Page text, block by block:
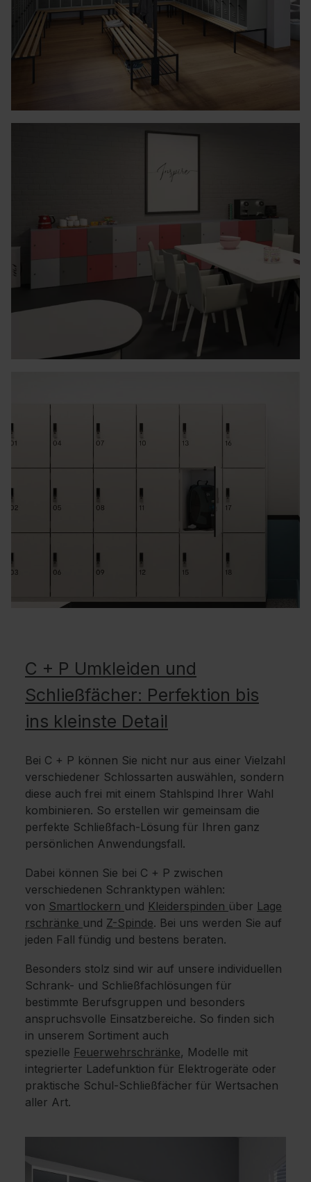
C + P Umkleiden und
Schließfächer: Perfektion bis
ins kleinste Detail
Bei C + P können Sie nicht nur aus einer Vielzahl
verschiedener Schlossarten auswählen, sondern
diese auch frei mit einem Stahlspind Ihrer Wahl
kombinieren. So erstellen wir gemeinsam die
perfekte Schließfach-Lösung für Ihren ganz
persönlichen Anwendungsfall.
Dabei können Sie bei C + P zwischen
verschiedenen Schranktypen wählen:
von Smartlockern und Kleiderspinden über Lage
rschränke und Z-Spinde. Bei uns werden Sie auf
jeden Fall fündig und bestens beraten.
Besonders stolz sind wir auf unsere individuellen
Schrank- und Schließfachlösungen für
bestimmte Berufsgruppen und besonders
anspruchsvolle Einsatzbereiche. So finden sich
in unserem Sortiment auch
spezielle Feuerwehrschränke, Modelle mit
integrierter Ladefunktion für Elektrogeräte oder
praktische Schul-Schließfächer für Wertsachen
aller Art.